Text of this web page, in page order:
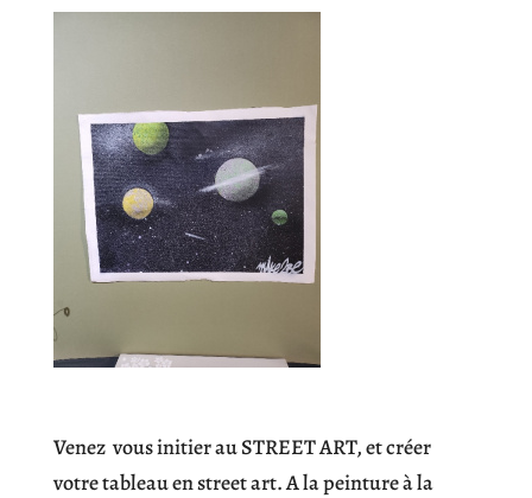
Venez vous initier au STREET ART, et créer
votre tableau en street art. A la peinture à la